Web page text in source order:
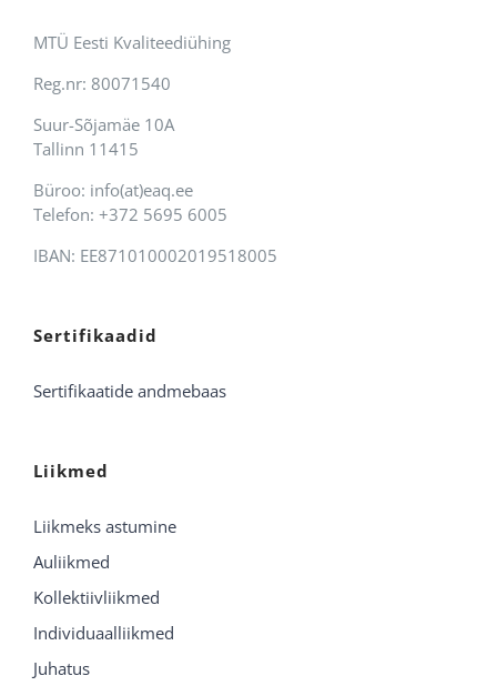
MTÜ Eesti Kvaliteediühing
Reg.nr: 80071540
Suur-Sõjamäe 10A
Tallinn 11415
Büroo: info(at)eaq.ee
Telefon: +372 5695 6005
IBAN: EE871010002019518005
Sertifikaadid
Sertifikaatide andmebaas
Liikmed
Liikmeks astumine
Auliikmed
Kollektiivliikmed
Individuaalliikmed
Juhatus